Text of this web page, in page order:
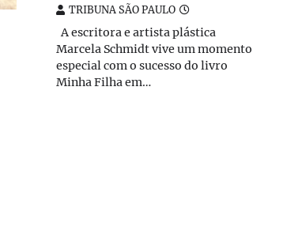
TRIBUNA SÃO PAULO
A escritora e artista plástica
Marcela Schmidt vive um momento
especial com o sucesso do livro
Minha Filha em…